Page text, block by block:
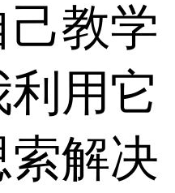
教学
用它
解决